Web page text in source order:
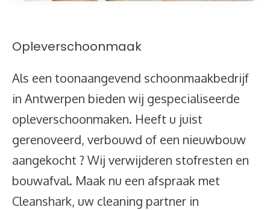
Opleverschoonmaak
Als een toonaangevend schoonmaakbedrijf
in Antwerpen bieden wij gespecialiseerde
opleverschoonmaken. Heeft u juist
gerenoveerd, verbouwd of een nieuwbouw
aangekocht ? Wij verwijderen stofresten en
bouwafval. Maak nu een afspraak met
Cleanshark, uw cleaning partner in